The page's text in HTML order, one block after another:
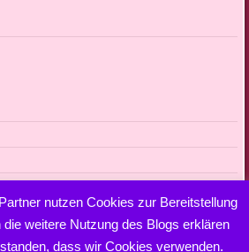
nutzen Cookies zur Bereitstellung
weitere Nutzung des Blogs erklären
dass wir Cookies verwenden.